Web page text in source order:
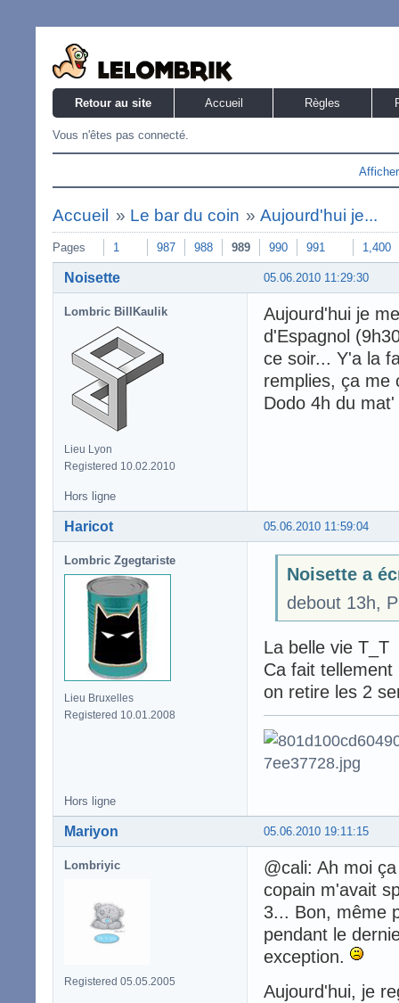
Retour au site Accueil Règles
Vous n'êtes pas connecté.
Accueil » Le bar du coin »Aujourd'hui je...
Pages 1 987 988 989 990 991 1,400
05.06.2010 11:29:30
Noisette
Lombric BillKaulik
Lieu Lyon
Registered 10.02.2010
Aujourd'hui je
d'Espagnol
ce soir... Y'a la
remplies, ça me
Dodo 4h du mat'
Hors ligne
05.06.2010 11:59:04
Haricot
Lombric Zgegtariste
Lieu Bruxelles
Registered 10.01.2008
Noisette a
debout 13h,
La belle vie T_T
Ca fait
on retire les 2
Hors ligne
05.06.2010 19:11:15
Mariyon
Lombriyic
Registered 05.05.2005
@cali: Ah moi
copain m'avait
3... Bon, même
pendant le
exception.
Aujourd'hui, je